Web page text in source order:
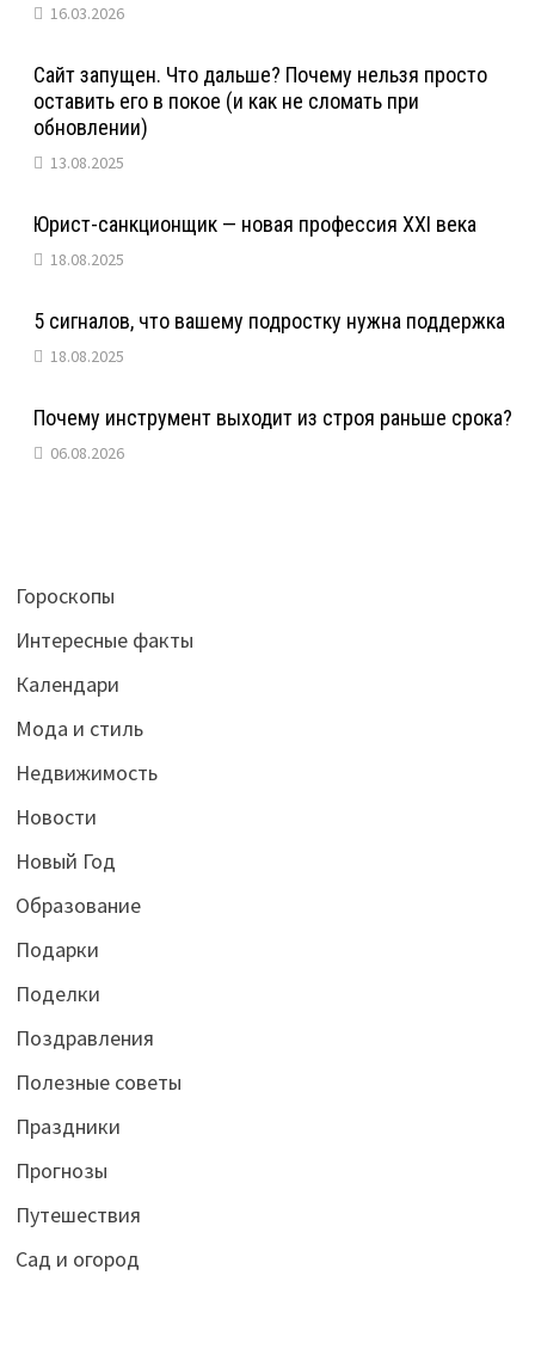
16.03.2026
Сайт запущен. Что дальше? Почему нельзя просто
оставить его в покое (и как не сломать при
обновлении)
13.08.2025
Юрист-санкционщик — новая профессия XXI века
18.08.2025
5 сигналов, что вашему подростку нужна поддержка
18.08.2025
Почему инструмент выходит из строя раньше срока?
06.08.2026
Гороскопы
Интересные факты
Календари
Мода и стиль
Недвижимость
Новости
Новый Год
Образование
Подарки
Поделки
Поздравления
Полезные советы
Праздники
Прогнозы
Путешествия
Сад и огород